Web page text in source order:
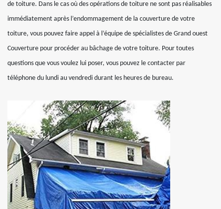
de toiture. Dans le cas où des opérations de toiture ne sont pas réalisables
immédiatement après l’endommagement de la couverture de votre
toiture, vous pouvez faire appel à l’équipe de spécialistes de Grand ouest
Couverture pour procéder au bâchage de votre toiture. Pour toutes
questions que vous voulez lui poser, vous pouvez le contacter par
téléphone du lundi au vendredi durant les heures de bureau.